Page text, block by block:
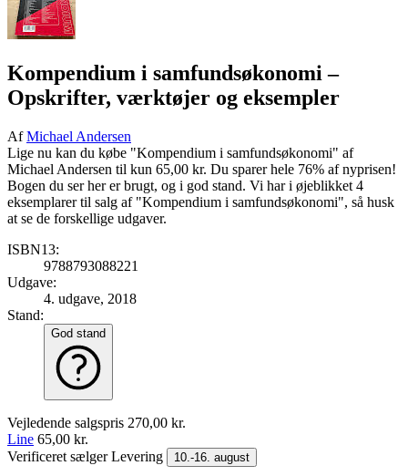
Kompendium i samfundsøkonomi–
Opskrifter, værktøjer og eksempler
AfMichael Andersen
Lige nu kan du købe "Kompendium i samfundsøkonomi" af
Michael Andersen til kun 65,00 kr. Du sparer hele 76% af nyprisen!
Bogen du ser her er brugt, og i god stand. Vi har i øjeblikket 4
eksemplarer til salg af "Kompendium i samfundsøkonomi", så husk
at se de forskellige udgaver.
ISBN13:
9788793088221
Udgave:
4. udgave, 2018
Stand:
God stand
Vejledende salgspris 270,00 kr.
Line 65,00 kr.
Verificeret sælgerLevering 10.-16. august